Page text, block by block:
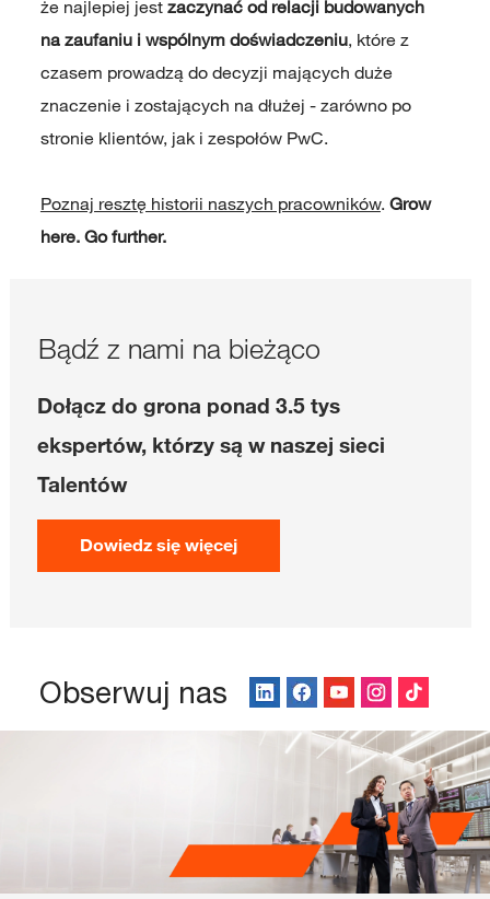
że najlepiej jest zaczynać od relacji budowanych
na zaufaniu i wspólnym doświadczeniu, które z
czasem prowadzą do decyzji mających duże
znaczenie i zostających na dłużej - zarówno po
stronie klientów, jak i zespołów PwC.
Poznaj resztę historii naszych pracowników. Grow
here. Go further.
Bądź z nami na bieżąco
Dołącz do grona ponad 3.5 tys
ekspertów, którzy są w naszej sieci
Talentów
Dowiedz się więcej
Obserwuj nas